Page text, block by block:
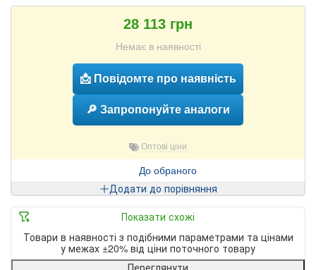
28 113 грн
Немає в наявності
📩 Повідомте про наявність
🔎 Запропонуйте аналоги
Оптові ціни
До обраного
Додати до порівняння
Показати схожі
Товари в наявності з подібними параметрами та цінами
у межах ±20% від ціни поточного товару